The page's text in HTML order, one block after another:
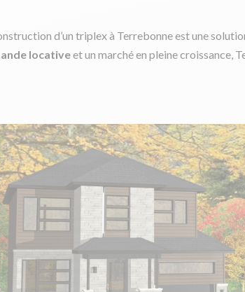
d’un triplex à Terrebonne est une
locativeet un marché en pleine croissance,